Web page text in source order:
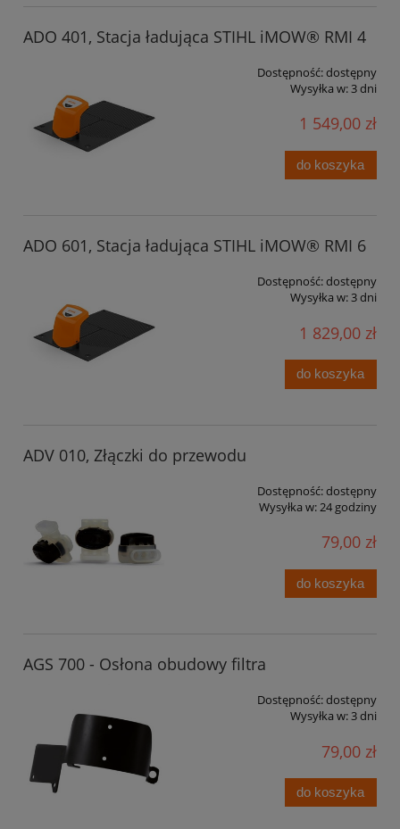
ADO 401, Stacja ładująca STIHL iMOW® RMI 4
Dostępność:dostępny
Wysyłka w:3 dni
1 549,00 zł
do koszyka
ADO 601, Stacja ładująca STIHL iMOW® RMI 6
Dostępność:dostępny
Wysyłka w:3 dni
1 829,00 zł
do koszyka
ADV 010, Złączki do przewodu
Dostępność:dostępny
Wysyłka w: 24 godziny
79,00 zł
do koszyka
AGS 700 - Osłona obudowy filtra
Dostępność:dostępny
Wysyłka w:3 dni
79,00 zł
do koszyka